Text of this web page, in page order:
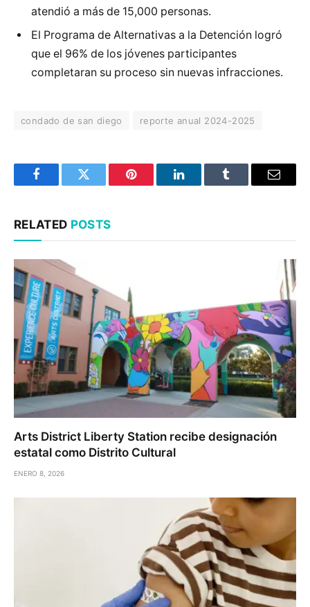
atendió a más de 15,000 personas.
El Programa de Alternativas a la Detención logró
que el 96% de los jóvenes participantes
completaran su proceso sin nuevas infracciones.
condado de san diego reporte anual 2024-2025
FacebookTwitter Pinterest LinkedInTumblr Email
RELATED POSTS
Arts District Liberty Station recibe designación
estatal como Distrito Cultural
ENERO 8, 2026